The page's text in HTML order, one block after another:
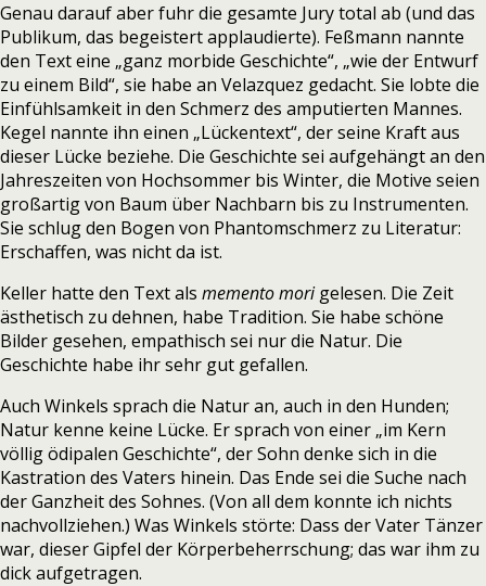
Genau darauf aber fuhr die gesamte Jury total ab (und das
Publikum, das begeistert applaudierte). Feßmann nannte
den Text eine „ganz morbide Geschichte“, „wie der Entwurf
zu einem Bild“, sie habe an Velazquez gedacht. Sie lobte die
Einfühlsamkeit in den Schmerz des amputierten Mannes.
Kegel nannte ihn einen „Lückentext“, der seine Kraft aus
dieser Lücke beziehe. Die Geschichte sei aufgehängt an den
Jahreszeiten von Hochsommer bis Winter, die Motive seien
großartig von Baum über Nachbarn bis zu Instrumenten.
Sie schlug den Bogen von Phantomschmerz zu Literatur:
Erschaffen, was nicht da ist.
Keller hatte den Text als memento morigelesen. Die Zeit
ästhetisch zu dehnen, habe Tradition. Sie habe schöne
Bilder gesehen, empathisch sei nur die Natur. Die
Geschichte habe ihr sehr gut gefallen.
Auch Winkels sprach die Natur an, auch in den Hunden;
Natur kenne keine Lücke. Er sprach von einer „im Kern
völlig ödipalen Geschichte“, der Sohn denke sich in die
Kastration des Vaters hinein. Das Ende sei die Suche nach
der Ganzheit des Sohnes. (Von all dem konnte ich nichts
nachvollziehen.) Was Winkels störte: Dass der Vater Tänzer
war, dieser Gipfel der Körperbeherrschung; das war ihm zu
dick aufgetragen.